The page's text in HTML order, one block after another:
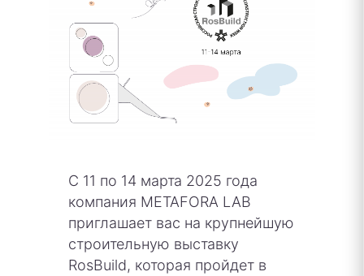
С 11 по 14 марта 2025 года
компания METAFORA LAB
приглашает вас на крупнейшую
строительную выставку
RosBuild, которая пройдет в